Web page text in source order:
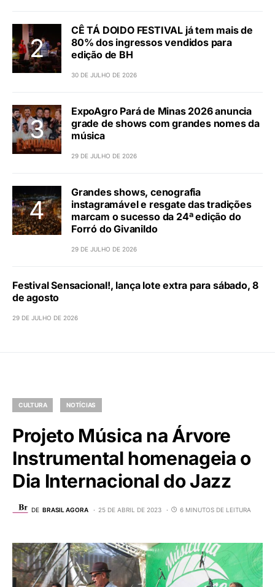
CÊ TÁ DOIDO FESTIVAL já tem mais de
80% dos ingressos vendidos para
edição de BH
30 DE JULHO DE 2026
ExpoAgro Pará de Minas 2026 anuncia
grade de shows com grandes nomes da
música
29 DE JULHO DE 2026
Grandes shows, cenografia
instagramável e resgate das tradições
marcam o sucesso da 24ª edição do
Forró do Givanildo
29 DE JULHO DE 2026
Festival Sensacional!, lança lote extra para sábado, 8
de agosto
29 DE JULHO DE 2026
CULTURA NOTÍCIAS
Projeto Música na Árvore
Instrumental homenageia o
Dia Internacional do Jazz
DE BRASIL AGORA 25 DE ABRIL DE 2023 6 MINUTOS DE LEITURA